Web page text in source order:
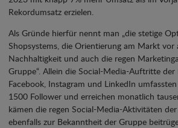
Rekordumsatz erzielen.
Als Gründe hierfür nennt man „die stetige
Shopsystems, die Orientierung am Markt vor
Nachhaltigkeit und auch die regen
Gruppe“. Allein die Social-Media-Auftritte
Facebook, Instagram und LinkedIn
1500 Follower und erreichen monatlich
kämen die regen Social-Media-Aktivitäten
ebenfalls zur Bekanntheit der Gruppe